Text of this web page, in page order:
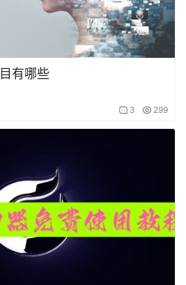
有哪些
3 299